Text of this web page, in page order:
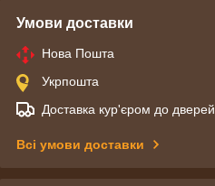
Умови доставки
Нова Пошта
Укрпошта
Доставка кур'єром до дверей
Всі умови доставки